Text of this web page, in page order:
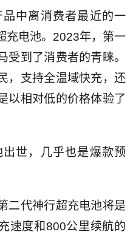
中离消费者最近的一
充电池。2023年，第一
受到了消费者的青睐。
，支持全温域快充，还
以相对低的价格体验了
世，几乎也是爆款预
二代神行超充电池将是
速度和800公里续航的